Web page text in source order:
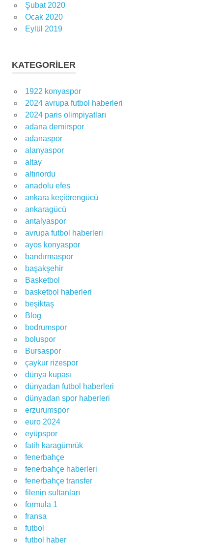
Şubat 2020
Ocak 2020
Eylül 2019
KATEGORILER
1922 konyaspor
2024 avrupa futbol haberleri
2024 paris olimpiyatları
adana demirspor
adanaspor
alanyaspor
altay
altınordu
anadolu efes
ankara keçiörengücü
ankaragücü
antalyaspor
avrupa futbol haberleri
ayos konyaspor
bandırmaspor
başakşehir
Basketbol
basketbol haberleri
beşiktaş
Blog
bodrumspor
boluspor
Bursaspor
çaykur rizespor
dünya kupası
dünyadan futbol haberleri
dünyadan spor haberleri
erzurumspor
euro 2024
eyüpspor
fatih karagümrük
fenerbahçe
fenerbahçe haberleri
fenerbahçe transfer
filenin sultanları
formula 1
fransa
futbol
futbol haber